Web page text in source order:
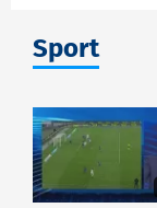
Sport